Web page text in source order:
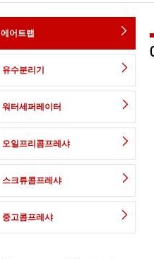
에어트랩
유수분리기
워터세퍼레이터
오일프리콤프레샤
스크류콤프레샤
중고콤프레샤